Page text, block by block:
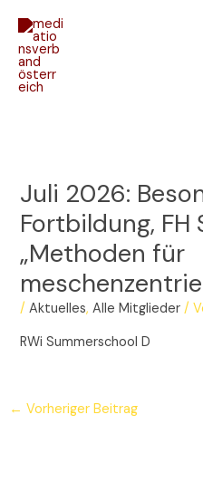
Inhalt
springen
Juli 2026:
Fortbildung, FH
„Methoden für
/Aktuelles,Alle Mitglieder /
RWi Summerschool D
← Vorheriger Beitrag